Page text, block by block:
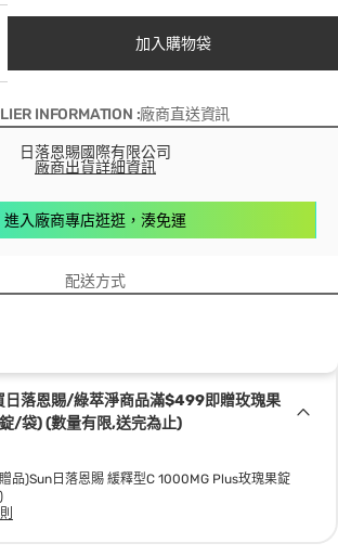
加入購物袋
INFORMATION :廠商直送資訊
日落恩賜國際有限公司
廠商出貨詳細資訊
進入廠商專店逛逛，湊免運
配送方式
日落恩賜/綠萃淨商品滿$499即贈玫瑰果
/袋) (數量有限,送完為止)
品)Sun日落恩賜 緩釋型C 1000MG Plus玫瑰果錠